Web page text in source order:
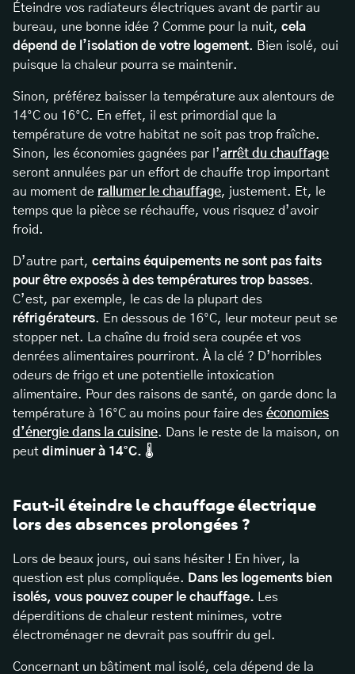
Éteindre vos radiateurs électriques avant de partir au
bureau, une bonne idée ? Comme pour la nuit, cela
dépend de l’isolation de votre logement. Bien isolé, oui
puisque la chaleur pourra se maintenir.
Sinon, préférez baisser la température aux alentours de
14°C ou 16°C. En effet, il est primordial que la
température de votre habitat ne soit pas trop fraîche.
Sinon, les économies gagnées par l’arrêt du chauffage
seront annulées par un effort de chauffe trop important
au moment de rallumer le chauffage, justement. Et, le
temps que la pièce se réchauffe, vous risquez d’avoir
froid.
D’autre part, certains équipements ne sont pas faits
pour être exposés à des températures trop basses.
C’est, par exemple, le cas de la plupart des
réfrigérateurs. En dessous de 16°C, leur moteur peut se
stopper net. La chaîne du froid sera coupée et vos
denrées alimentaires pourriront. À la clé ? D’horribles
odeurs de frigo et une potentielle intoxication
alimentaire. Pour des raisons de santé, on garde donc la
température à 16°C au moins pour faire des économies
d’énergie dans la cuisine. Dans le reste de la maison, on
peut diminuer à 14°C. 🌡
Faut-il éteindre le chauffage électrique
lors des absences prolongées ?
Lors de beaux jours, oui sans hésiter ! En hiver, la
question est plus compliquée. Dans les logements bien
isolés, vous pouvez couper le chauffage. Les
déperditions de chaleur restent minimes, votre
électroménager ne devrait pas souffrir du gel.
Concernant un bâtiment mal isolé, cela dépend de la